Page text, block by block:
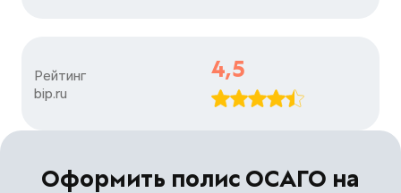
Рейтинг
bip.ru
4,5
Оформить полис ОСАГО на